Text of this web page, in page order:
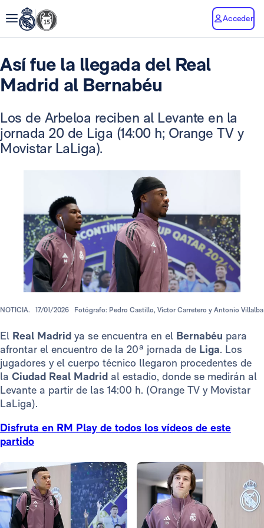
Acceder
Así fue la llegada del Real
Madrid al Bernabéu
Los de Arbeloa reciben al Levante en la
jornada 20 de Liga (14:00 h; Orange TV y
Movistar LaLiga).
NOTICIA. 17/01/2026 Fotógrafo: Pedro Castillo, Víctor Carretero y Antonio Villalba
El Real Madrid ya se encuentra en el Bernabéu para
afrontar el encuentro de la 20ª jornada de Liga. Los
jugadores y el cuerpo técnico llegaron procedentes de
la Ciudad Real Madrid al estadio, donde se medirán al
Levante a partir de las 14:00 h. (Orange TV y Movistar
LaLiga).
Disfruta en RM Play de todos los vídeos de este
partido